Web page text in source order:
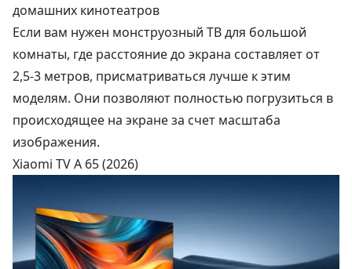
домашних кинотеатров
Если вам нужен монструозный ТВ для большой
комнаты, где расстояние до экрана составляет от
2,5-3 метров, присматриваться лучше к этим
моделям. Они позволяют полностью погрузиться в
происходящее на экране за счет масштаба
изображения.
Xiaomi TV A 65 (2026)